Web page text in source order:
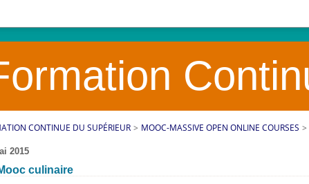
CONTINUE DU SUPÉRIEUR > MOOC-MASSIVE OPEN ONLINE COURSES >
2015
culinaire